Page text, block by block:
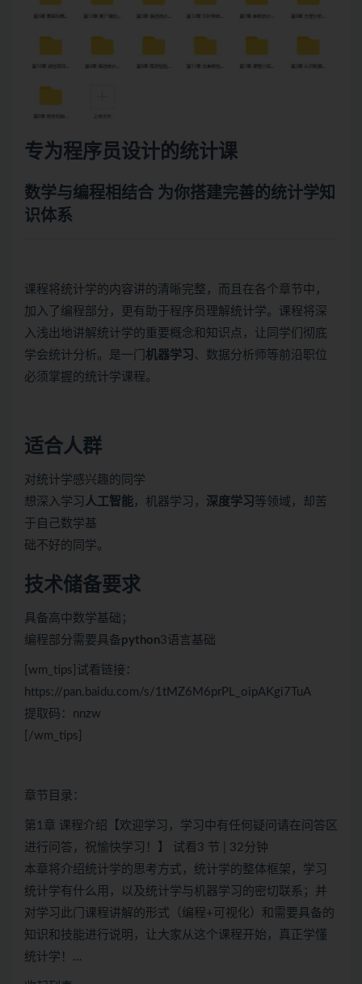
专为程序员设计的统计课
数学与编程相结合 为你搭建完善的统计学知
识体系
课程将统计学的内容讲的清晰完整，而且在各个章节中，
加入了编程部分，更有助于程序员理解统计学。课程将深
入浅出地讲解统计学的重要概念和知识点，让同学们彻底
学会统计分析。是一门 机器学习 、数据分析师等前沿职位
必须掌握的统计学课程。
适合人群
对统计学感兴趣的同学
想深入学习 人工智能 ，机器学习， 深度学习 等领域，却苦
于自己数学基
础不好的同学。
技术储备要求
具备高中数学基础；
编程部分需要具备python3语言基础
[wm_tips]试看链接：
https://pan.baidu.com/s/1tMZ6M6prPL_oipAKgi7TuA
提取码：nnzw
[/wm_tips]
章节目录：
第1章 课程介绍【欢迎学习，学习中有任何疑问请在问答区
进行问答，祝愉快学习！】 试看3 节 | 32分钟
本章将介绍统计学的思考方式，统计学的整体框架，学习
统计学有什么用，以及统计学与机器学习的密切联系；并
对学习此门课程讲解的形式（编程+可视化）和需要具备的
知识和技能进行说明，让大家从这个课程开始，真正学懂
统计学！…